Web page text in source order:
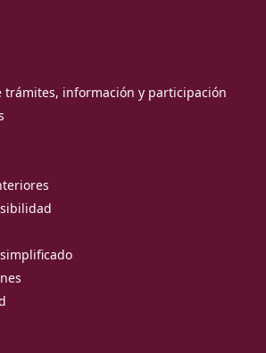
trámites, información y participación